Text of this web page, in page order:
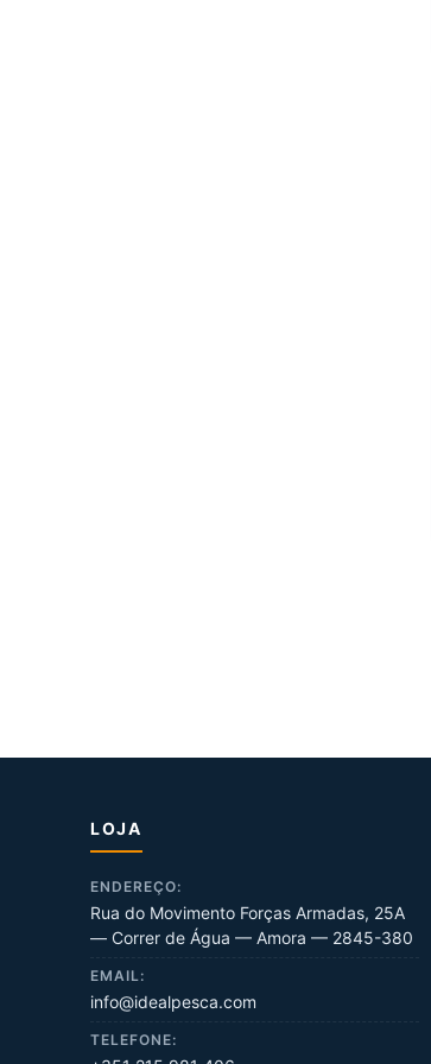
LOJA
ENDEREÇO:
Rua do Movimento Forças Armadas, 25A
— Correr de Água — Amora — 2845-380
EMAIL:
info@idealpesca.com
TELEFONE: